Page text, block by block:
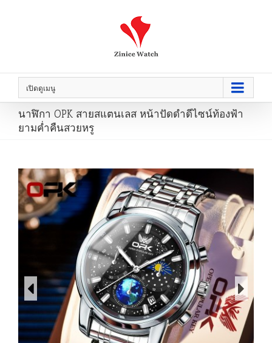
เปิดดูเมนู
นาฬิกา OPK สายสแตนเลส หน้าปัดดำดีไซน์ท้องฟ้า
ยามค่ำคืนสวยหรู